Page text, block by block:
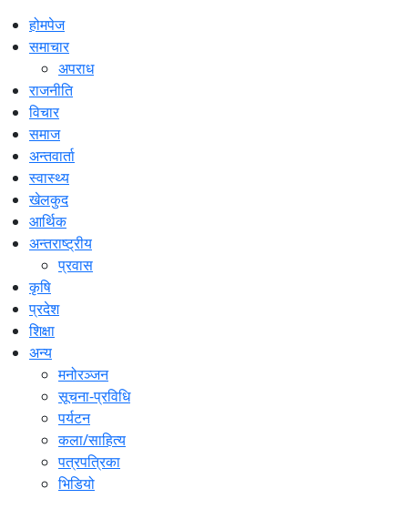
होमपेज
समाचार
अपराध
राजनीति
विचार
समाज
अन्तवार्ता
स्वास्थ्य
खेलकुद
आर्थिक
अन्तराष्ट्रीय
प्रवास
कृषि
प्रदेश
शिक्षा
अन्य
मनोरञ्जन
सूचना-प्रविधि
पर्यटन
कला/साहित्य
पत्रपत्रिका
भिडियो